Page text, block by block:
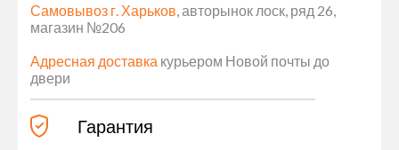
Самовывоз г. Харьков, авторынок лоск, ряд 26,
магазин №206
Адресная доставка курьером Новой почты до
двери
Гарантия